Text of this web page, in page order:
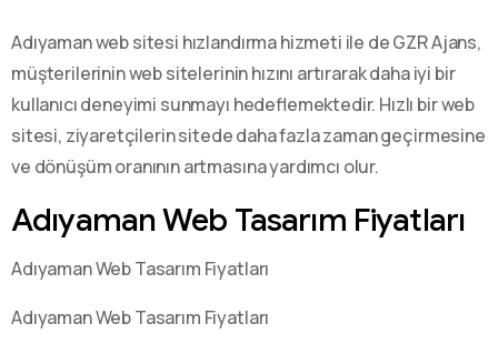
Adıyaman web sitesi hızlandırma hizmeti ile de GZR Ajans,
müşterilerinin web sitelerinin hızını artırarak daha iyi bir
kullanıcı deneyimi sunmayı hedeflemektedir. Hızlı bir web
sitesi, ziyaretçilerin sitede daha fazla zaman geçirmesine
ve dönüşüm oranının artmasına yardımcı olur.
Adıyaman Web Tasarım Fiyatları
Adıyaman Web Tasarım Fiyatları
Adıyaman Web Tasarım Fiyatları